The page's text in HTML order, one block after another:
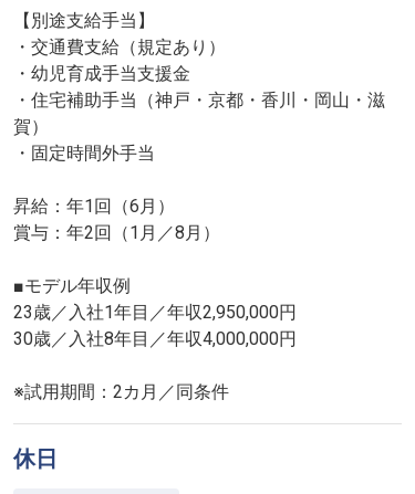
【別途支給手当】
・交通費支給（規定あり）
・幼児育成手当支援金
・住宅補助手当（神戸・京都・香川・岡山・滋
賀）
・固定時間外手当
昇給：年1回（6月）
賞与：年2回（1月／8月）
■モデル年収例
23歳／入社1年目／年収2,950,000円
30歳／入社8年目／年収4,000,000円
※試用期間：2カ月／同条件
休日